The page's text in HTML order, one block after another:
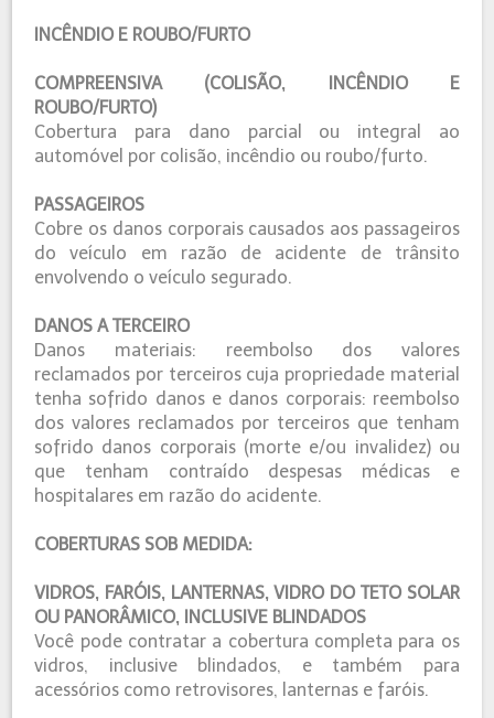
INCÊNDIO E ROUBO/FURTO
COMPREENSIVA (COLISÃO, INCÊNDIO E
ROUBO/FURTO)
Cobertura para dano parcial ou integral ao
automóvel por colisão, incêndio ou roubo/furto.
PASSAGEIROS
Cobre os danos corporais causados aos passageiros
do veículo em razão de acidente de trânsito
envolvendo o veículo segurado.
DANOS A TERCEIRO
Danos materiais: reembolso dos valores
reclamados por terceiros cuja propriedade material
tenha sofrido danos e danos corporais: reembolso
dos valores reclamados por terceiros que tenham
sofrido danos corporais (morte e/ou invalidez) ou
que tenham contraído despesas médicas e
hospitalares em razão do acidente.
COBERTURAS SOB MEDIDA:
VIDROS, FARÓIS, LANTERNAS, VIDRO DO TETO SOLAR
OU PANORÂMICO, INCLUSIVE BLINDADOS
Você pode contratar a cobertura completa para os
vidros, inclusive blindados, e também para
acessórios como retrovisores, lanternas e faróis.